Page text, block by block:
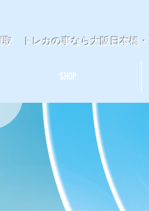
取 トレカの事なら大阪日本橋
SHOP